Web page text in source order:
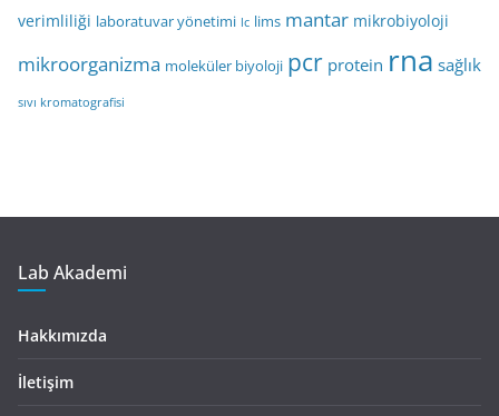
verimliliği laboratuvar yönetimi lc lims mantar mikrobiyoloji
mikroorganizma moleküler biyoloji pcr protein rna sağlık
sıvı kromatografisi
Lab Akademi
Hakkımızda
İletişim